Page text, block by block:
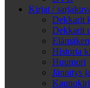
Kirjat /
Dekkarit
Dekkarit
Historia
Huumori
Jännitys